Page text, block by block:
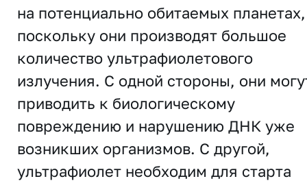
на потенциально обитаемых планетах,
поскольку они производят большое
количество ультрафиолетового
излучения. С одной стороны, они
приводить к биологическому
повреждению и нарушению ДНК уже
возникших организмов. С другой,
ультрафиолет необходим для старта